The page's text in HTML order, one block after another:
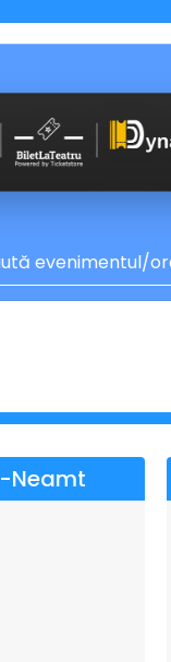
Neamt